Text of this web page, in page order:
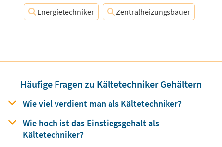
Energietechniker Zentralheizungsbauer
Häufige Fragen zu Kältetechniker Gehältern
Wie viel verdient man als Kältetechniker?
Wie hoch ist das Einstiegsgehaltals
Kältetechniker?